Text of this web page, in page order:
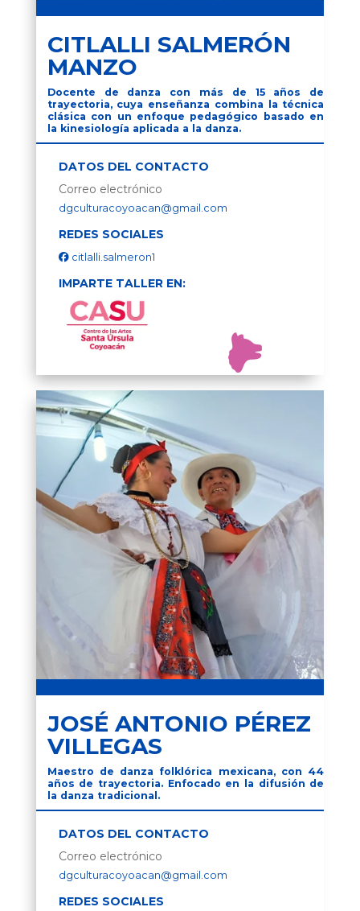
CITLALLI SALMERÓN
MANZO
Docente de danza con más de 15 años de
trayectoria, cuya enseñanza combina la técnica
clásica con un enfoque pedagógico basado en
la kinesiología aplicada a la danza.
DATOS DEL CONTACTO
Correo electrónico
dgculturacoyoacan@gmail.com
REDES SOCIALES
citlalli.salmeron1
IMPARTE TALLER EN:
JOSÉ ANTONIO PÉREZ
VILLEGAS
Maestro de danza folklórica mexicana, con 44
años de trayectoria. Enfocado en la difusión de
la danza tradicional.
DATOS DEL CONTACTO
Correo electrónico
dgculturacoyoacan@gmail.com
REDES SOCIALES